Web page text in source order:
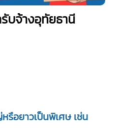
บจ้างอุทัยธานี
อยาวเป็นพิเศษ เช่น